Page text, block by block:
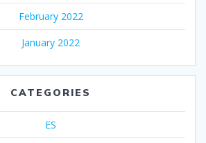
February 2022
January 2022
CATEGORIES
ES